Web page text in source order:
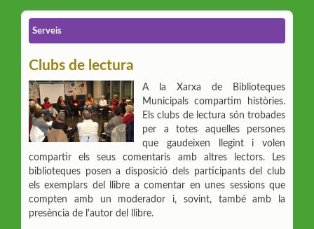
Serveis
Clubs de lectura
A la Xarxa de Biblioteques
Municipals compartim històries.
Els clubs de lectura són trobades
per a totes aquelles persones
que gaudeixen llegint i volen
compartir els seus comentaris amb altres lectors. Les
biblioteques posen a disposició dels participants del club
els exemplars del llibre a comentar en unes sessions que
compten amb un moderador i, sovint, també amb la
presència de l'autor del llibre.